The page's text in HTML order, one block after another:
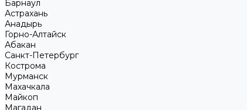
Барнаул
Астрахань
Анадырь
Горно-Алтайск
Абакан
Санкт-Петербург
Кострома
Мурманск
Махачкала
Майкоп
Магадан